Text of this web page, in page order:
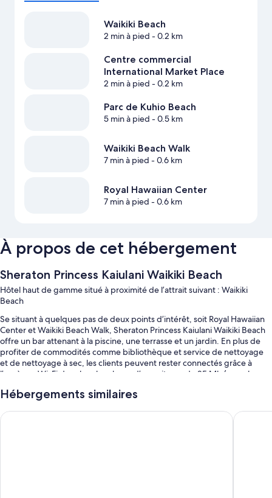
Waikiki Beach
2 min à pied - 0.2 km
Centre commercial
International Market Place
2 min à pied - 0.2 km
Parc de Kuhio Beach
5 min à pied - 0.5 km
Waikiki Beach Walk
7 min à pied - 0.6 km
Royal Hawaiian Center
7 min à pied - 0.6 km
À propos de cet hébergement
Sheraton Princess Kaiulani Waikiki Beach
Hôtel haut de gamme situé à proximité de l’attrait suivant : Waikiki
Beach
Se situant à quelques pas de deux points d’intérêt, soit Royal Hawaiian
Center et Waikiki Beach Walk, Sheraton Princess Kaiulani Waikiki Beach
offre un bar attenant à la piscine, une terrasse et un jardin. En plus de
profiter de commodités comme bibliothèque et service de nettoyage
et de nettoyage à sec, les clients peuvent rester connectés grâce à
l’accès au Wi-Fi dans les chambres, d’une vitesse de 25 Mb/s ou plus.
Vous bénéficierez également des avantages suivants durant votre
Hébergements similaires
Hilton Hawaiian Village Waikiki Beach Resort The